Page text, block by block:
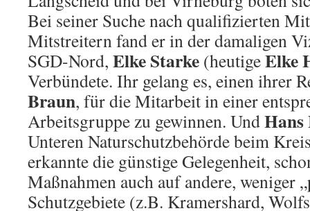
Bei seiner Suche nach qualifizierten
Mitstreitern fand er in der damaligen
SGD-Nord, Elke Starke (heutigeElke
Verbündete. Ihr gelang es, einen ihrer
Braun, für die Mitarbeit in einer
Arbeitsgruppe zu gewinnen. UndHans
Unteren Naturschutzbehörde beim
erkannte die günstige Gelegenheit,
Maßnahmen auch auf andere, weniger
Schutzgebiete (z.B. Kramershard,